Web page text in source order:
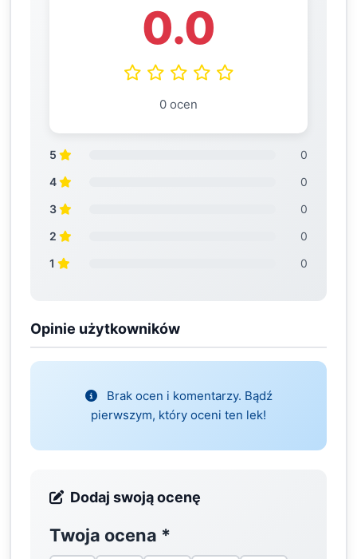
0.0
0 ocen
5
0
4
0
3
0
2
0
1
0
Opinie użytkowników
Brak ocen i komentarzy. Bądź
pierwszym, który oceni ten lek!
Dodaj swoją ocenę
Twoja ocena *